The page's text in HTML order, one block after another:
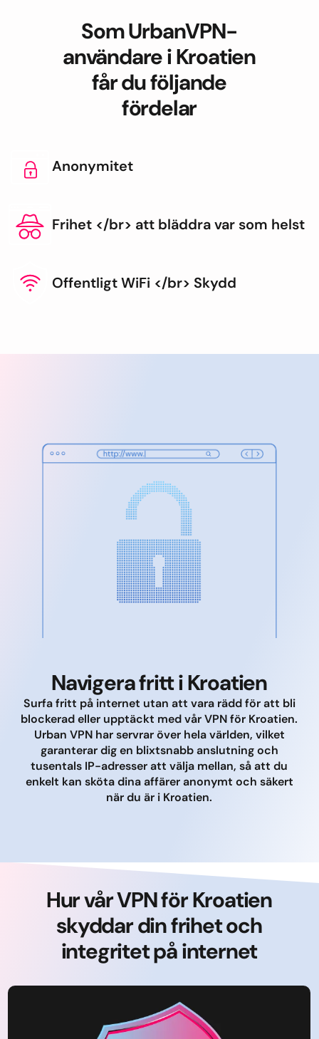
Som UrbanVPN-
användare i Kroatien
får du följande
fördelar
Anonymitet
Frihet </br> att bläddra var som helst
Offentligt WiFi </br> Skydd
Navigera fritt i Kroatien
Surfa fritt på internet utan att vara rädd för att bli
blockerad eller upptäckt med vår VPN för Kroatien.
Urban VPN har servrar över hela världen, vilket
garanterar dig en blixtsnabb anslutning och
tusentals IP-adresser att välja mellan, så att du
enkelt kan sköta dina affärer anonymt och säkert
när du är i Kroatien.
Hur vår VPN för Kroatien
skyddar din frihet och
integritet på internet